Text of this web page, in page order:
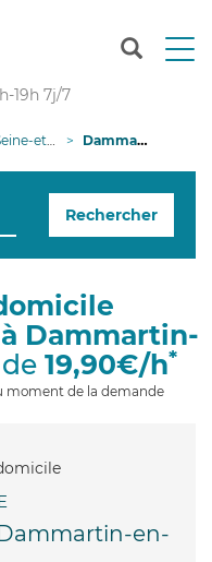
T
n
g
i
19h 7j/7
et-Marne Dammartin-en-Goële
Rechercher
à Dammartin-
19,90€/h*
moment de la demande
en-